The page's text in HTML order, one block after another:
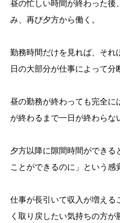
昼の忙しい時間が終わった後
み、再び夕方から働く。
勤務時間だけを見れば、それ
日の大部分が仕事によって分
昼の勤務が終わっても完全に
が終わるまで一日が終わらな
夕方以降に隙間時間ができる
ことができるのに」という感
仕事が長引いて収入が増える
く取り戻したい気持ちの方が
理不尽な対応がなくなって
た
忙しいときには、帰りたい
夕方以降は、自分の時間を失
仕事のつらさは、忙しさだ